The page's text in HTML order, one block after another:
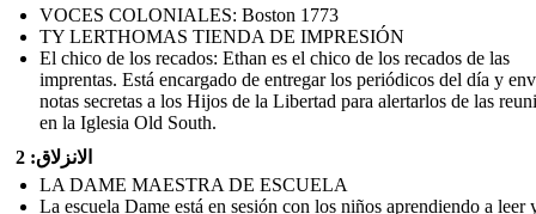
VOCES COLONIALES: Boston 1773
TY LERTHOMAS TIENDA DE IMPRESIÓN
El chico de los recados: Ethan es el chico de los recados de las
imprentas. Está encargado de entregar los periódicos del día y
notas secretas a los Hijos de la Libertad para alertarlos de las
en la Iglesia Old South.
الانزلاق: 2
LA DAME MAESTRA DE ESCUELA
La escuela Dame está en sesión con los niños aprendiendo a leer